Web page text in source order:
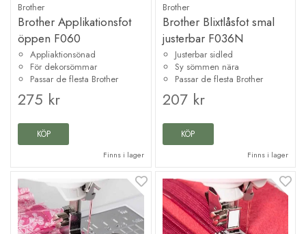
Brother
Brother Applikationsfot
öppen F060
Appliaktionsönad
För dekorsömmar
Passar de flesta Brother
275 kr
KÖP
Finns i lager
Brother
Brother Blixtlåsfot smal
justerbar F036N
Justerbar sidled
Sy sömmen nära
Passar de flesta Brother
207 kr
KÖP
Finns i lager